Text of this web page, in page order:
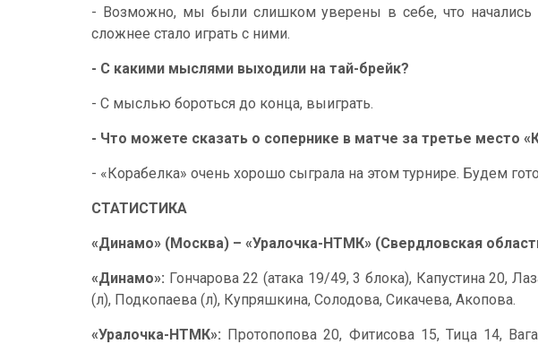
- Возможно, мы были слишком уверены в себе, что начались
сложнее стало играть с ними.
- С какими мыслями выходили на тай-брейк?
- С мыслью бороться до конца, выиграть.
- Что можете сказать о сопернике в матче за третье место
- «Корабелка» очень хорошо сыграла на этом турнире. Будем
СТАТИСТИКА
«Динамо» (Москва) – «Уралочка-НТМК» (Свердловская
«Динамо»: Гончарова 22 (атака 19/49, 3 блока), Капустина 20,
(л), Подкопаева (л), Купряшкина, Солодова, Сикачева, Акопова.
«Уралочка-НТМК»: Протопопова 20, Фитисова 15, Тица 14,